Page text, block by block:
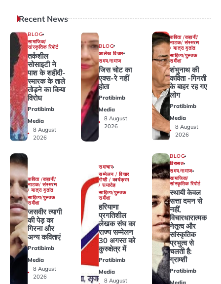
Recent News
BLOG
सामाजिक/
सांस्कृतिक रिपोर्ट
तर्कशील
सोसाइटी ने
पाश के शहीदी-
स्मारक के ताले
तोड़ने का किया
विरोध
Pratibimb
Media
8 August
2026
BLOG
आलेख विचार
समय/समाज
जिस चोट का
एक्स-रे नहीं
होता
Pratibimb
Media
8 August
2026
कविता /कहानी/
नाटक/ संस्मरण
/ यात्रा वृतांत
साहित्य/पुस्तक
समीक्षा
शंभुनाथ की
कविता -गिनती
के बाहर रह गए
लोग
Pratibimb
Media
8 August
2026
कविता /कहानी/
नाटक/ संस्मरण
/ यात्रा वृतांत
साहित्य/पुस्तक
समीक्षा
जसवीर त्यागी
की पेड़ का
गिरना और
अन्य कविताएं
Pratibimb
Media
8 August
2026
समाचार
सम्मेलन / विचार
गोष्ठी / कार्यक्रम
/ समारोह
साहित्य/पुस्तक
समीक्षा
हरियाणा
प्रगतिशील
लेखक संघ का
राज्य सम्मेलन
30 अगस्त को
कुरुक्षेत्र में
Pratibimb
Media
8 August
BLOG
विरासत
समय/समाज
सामाजिक/
सांस्कृतिक रिपोर्ट
स्थायी केवल
सत्ता दमन से
नहीं,
विचारधारात्मक
नेतृत्व और
सांस्कृतिक
प्रभुत्व से
चलती है:
ग्राम्शी
Pratibimb
Media